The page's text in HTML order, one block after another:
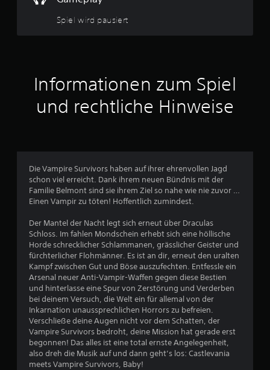
e
n
n
e
T
a
n
s
c
h
l
n
a
c
h
e
i
n
a
n
d
e
r
o
d
e
r
i
n
n
Spiel wird pausiert
Informationen zum Spiel
und rechtliche Hinweise
Die Vampire Survivors haben auf ihrer ehrenvollen Jagd
schon viel erreicht. Dank ihrem neuen Bündnis mit der
Familie Belmont sind sie ihrem Ziel so nahe wie nie zuvor …
Einen Vampir zu töten! Hoffentlich zumindest.
Der Mantel der Nacht legt sich erneut über Draculas
Schloss. Im fahlen Mondschein erhebt sich eine höllische
Horde schrecklicher Schlammanen, grässlicher Geister und
fürchterlicher Flohmänner. Es ist an dir, erneut den uralten
Kampf zwischen Gut und Böse auszufechten. Entfessle ein
Arsenal neuer Anti-Vampir-Waffen gegen diese Bestien
und hinterlasse eine Spur von Zerstörung und Verderben
bei deinem Versuch, die Welt ein für allemal von der
Inkarnation unaussprechlichen Horrors zu befreien.
Verschließe deine Augen nicht vor dem Schatten, der
Vampire Survivors bedroht, deine Mission hat gerade erst
begonnen! Das alles ist eine total ernste Angelegenheit,
also dreh die Musik auf und dann geht’s los: Castlevania
meets Vampire Survivors, Baby!